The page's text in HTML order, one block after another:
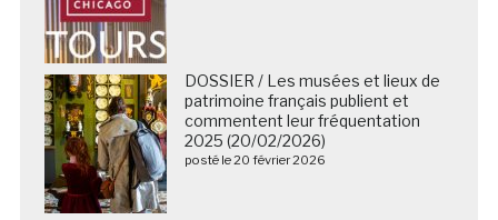
DOSSIER / Les musées et lieux de
patrimoine français publient et
commentent leur fréquentation
2025 (20/02/2026)
posté le 20 février 2026